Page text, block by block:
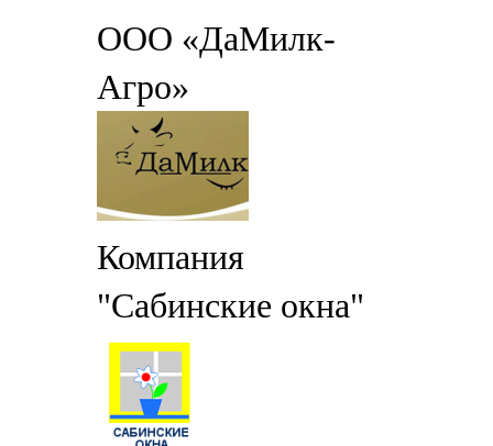
ООО «ДаМилк-
Агро»
Компания
"Сабинские окна"